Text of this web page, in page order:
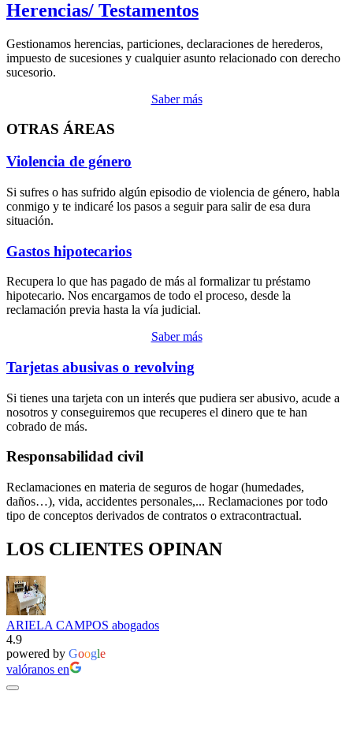
Herencias/ Testamentos
Gestionamos herencias, particiones, declaraciones de herederos,
impuesto de sucesiones y cualquier asunto relacionado con derecho
sucesorio.
Saber más
OTRAS ÁREAS
Violencia de género
Si sufres o has sufrido algún episodio de violencia de género, habla
conmigo y te indicaré los pasos a seguir para salir de esa dura
situación.
Gastos hipotecarios
Recupera lo que has pagado de más al formalizar tu préstamo
hipotecario. Nos encargamos de todo el proceso, desde la
reclamación previa hasta la vía judicial.
Saber más
Tarjetas abusivas o revolving
Si tienes una tarjeta con un interés que pudiera ser abusivo, acude a
nosotros y conseguiremos que recuperes el dinero que te han
cobrado de más.
Responsabilidad civil
Reclamaciones en materia de seguros de hogar (humedades,
daños…), vida, accidentes personales,... Reclamaciones por todo
tipo de conceptos derivados de contratos o extracontractual.
LOS CLIENTES OPINAN
ARIELA CAMPOS abogados
4.9
powered by Google
valóranos en